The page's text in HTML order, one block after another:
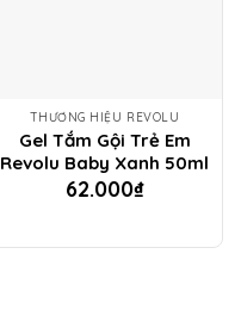
THƯƠNG HIỆU REVOLU
Gel Tắm Gội Trẻ Em
Revolu Baby Xanh 50ml
62.000₫